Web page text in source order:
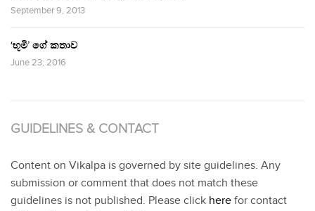
September 9, 2013
‘භූමි’ ගේ කතාව
June 23, 2016
GUIDELINES & CONTACT
Content on Vikalpa is governed by site guidelines. Any
submission or comment that does not match these
guidelines is not published. Please click here for contact